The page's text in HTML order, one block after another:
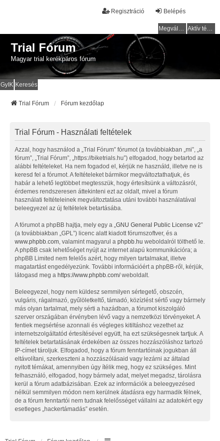
Belépés
Regisztráció
Megválaszolatlan témák Aktív témák
Trial Fórum
Magyar trial kerékpáros fórum
GyIK Keresés
Trial Fórum Fórum kezdőlap
Trial Fórum - Használati feltételek
Azzal, hogy használod a „Trial Fórum” fórumot (a továbbiakban „mi”, „a
fórum”, „Trial Fórum”, „https://biketrials.hu”) elfogadod, hogy betartod az
alábbi feltételeket. Ha nem fogadod el, kérjük ne használd, illetve ne is
keresd fel a fórumot. A feltételeket bármikor megváltoztathatjuk, és
habár a lehető legtöbbet megtesszük, hogy értesítsünk a változásról,
érdemes rendszeresen áttekinteni ezt az oldalt, mivel a fórum
használati feltételeinek megváltoztatása utáni további használatával
beleegyezel az új feltételek betartásába.
A fórumot a phpBB hajtja, mely egy a „ GNU General Public License v2”
(a továbbiakban „GPL”) licenc alatt kiadott fórumszoftver, és a
www.phpbb.com , valamint magyarul a phpbb.hu weboldalról tölthető le.
A phpBB csak lehetőséget nyújt az internet alapú kommunikációra; a
phpBB Limited nem felelős azért, hogy milyen tartalmakat, illetve
magatartást engedélyezünk. További információért a phpBB-ről, kérjük,
látogasd meg a https://www.phpbb.com/weboldalt.
Beleegyezel, hogy nem küldesz semmilyen sértegető, obszcén,
vulgáris, rágalmazó, gyűlöletkeltő, támadó, közízlést sértő vagy bármely
más olyan tartalmat, mely sérti a hazádban, a fórumot kiszolgáló
szerver országában érvényben lévő vagy a nemzetközi törvényeket. A
fentiek megsértése azonnali és végleges kitiltáshoz vezethet az
internetszolgáltatód értesítésével együtt, ha ezt szükségesnek tartjuk. A
feltételek betartatásának érdekében az összes hozzászóláshoz tartozó
IP-címet tároljuk. Elfogadod, hogy a fórum fenntartóinak jogukban áll
eltávolítani, szerkeszteni a hozzászólásaid vagy lezárni az általad
nyitott témákat, amennyiben úgy ítélik meg, hogy ez szükséges. Mint
felhasználó, elfogadod, hogy bármely adat, melyet megadsz, tárolásra
kerül a fórum adatbázisában. Ezek az információk a beleegyezésed
nélkül semmilyen módon nem kerülnek átadásra egy harmadik félnek,
de a fórum fenntartói nem tudnak felelősséget vállalni az adatokért egy
esetleges „hackertámadás” esetén.